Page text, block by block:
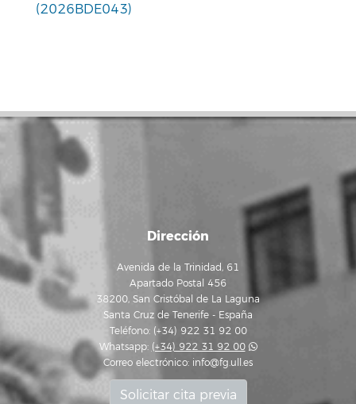
(2026BDE043)
Dirección
Avenida de la Trinidad, 61
Apartado Postal 456
38200, San Cristóbal de La Laguna
Santa Cruz de Tenerife - España
Teléfono: (+34) 922 31 92 00
Whatsapp: (+34) 922 31 92 00
Correo electrónico: info@fg.ull.es
Solicitar cita previa